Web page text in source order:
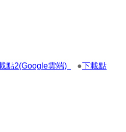
點2(Google雲端) ●下載點